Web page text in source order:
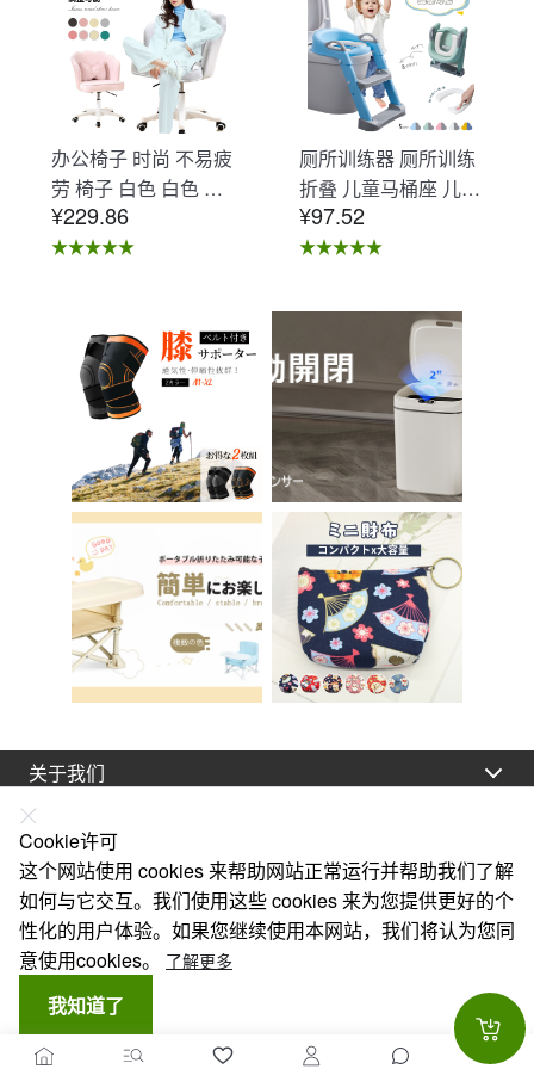
办公椅子 时尚 不易疲
劳 椅子 白色 白色 办
公椅子 不易疲劳 学习
椅 北欧 儿童 椅子 学
椅子 在家办公 Asher
Brilliant C-56
¥229.86
厕所训练器 厕所训练
折叠 儿童马桶座 儿童
马桶辅助 收纳式马桶
座 小孩马桶座 儿童厕
女孩 儿童 孩子 儿童
马桶训练 免邮 踏步器
厕所
¥97.52
关于我们
法律声明
帮助
服务
链接
Cookie许可
这个网站使用 cookies 来帮助网站正常运行并帮助我们了解
如何与它交互。我们使用这些 cookies 来为您提供更好的个
性化的用户体验。如果您继续使用本网站，我们将认为您同
意使用cookies。
了解更多
我知道了